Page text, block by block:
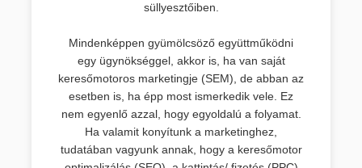
süllyesztőiben.
Mindenképpen gyümölcsöző együttműködni
egy ügynökséggel, akkor is, ha van saját
keresőmotoros marketingje (SEM), de abban az
esetben is, ha épp most ismerkedik vele. Ez
nem egyenlő azzal, hogy egyoldalú a folyamat.
Ha valamit konyítunk a marketinghez,
tudatában vagyunk annak, hogy a keresőmotor